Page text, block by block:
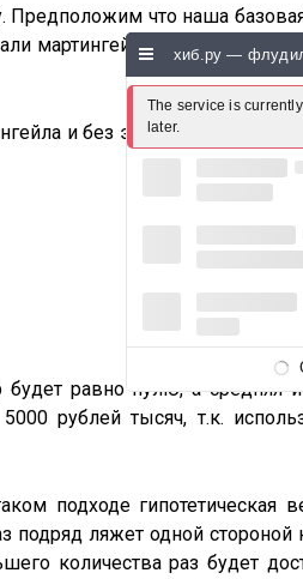
Предположим что наша
мартингейл и если бы
и без этой возможности
будет равно нулю, а средняя
рублей тысяч, т.к.
подходе гипотетическая
подряд ляжет одной стороной
количества раз будет
хиб.ру —
The service is
later.